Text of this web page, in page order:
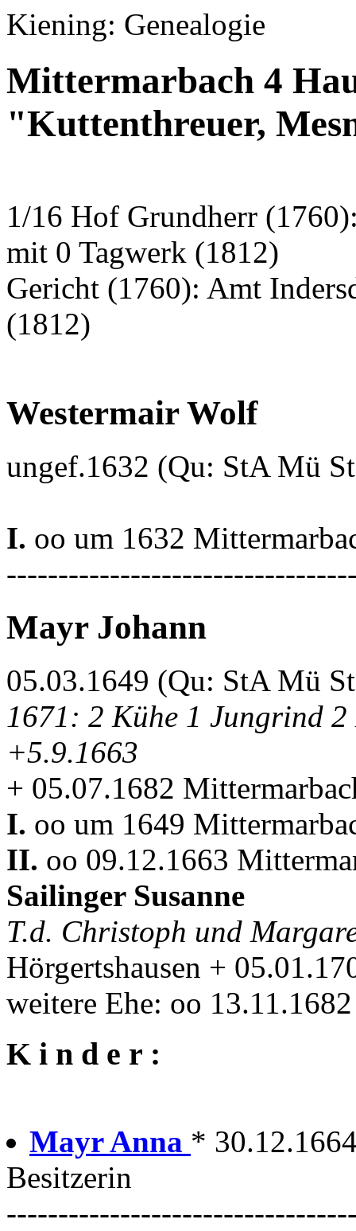
Kiening: Genealogie
Mittermarbach 4
"Kuttenthreuer,
1/16 Hof Grundherr
mit 0 Tagwerk (1812)
Gericht (1760): Amt
(1812)
Westermair Wolf
ungef.1632 (Qu: StA Mü
I. oo um 1632
Mayr Johann
05.03.1649 (Qu: StA Mü
1671: 2 Kühe 1 Jungrind
+5.9.1663
+ 05.07.1682
I. oo um 1649
II. oo 09.12.1663
Sailinger Susanne
T.d. Christoph und
Hörgertshausen +
weitere Ehe: oo
K i n d e r :
Mayr Anna *
Besitzerin